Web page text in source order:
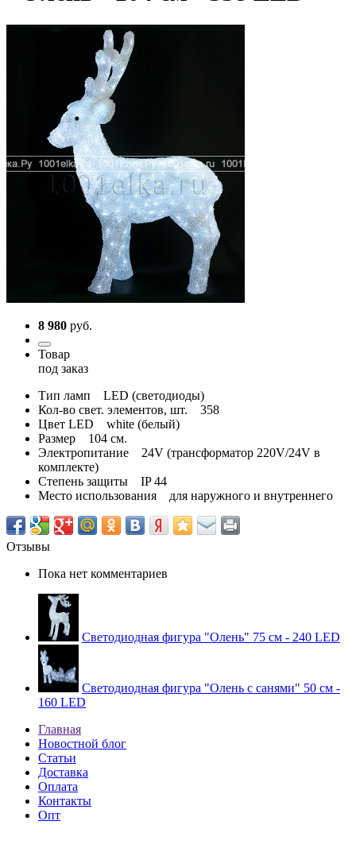
8 980 руб.
Товар
под заказ
Тип ламп LED (светодиоды)
Кол-во свет. элементов, шт. 358
Цвет LED white (белый)
Размер 104 см.
Электропитание 24V (трансформатор 220V/24V в
комплекте)
Степень защиты IP 44
Место использования для наружного и внутреннего
Отзывы
Пока нет комментариев
Светодиодная фигура "Олень" 75 см - 240 LED
Светодиодная фигура "Олень с санями" 50 см -
160 LED
Главная
Новостной блог
Статьи
Доставка
Оплата
Контакты
Опт